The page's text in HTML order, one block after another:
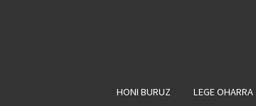
HONI BURUZ LEGE OHARRA